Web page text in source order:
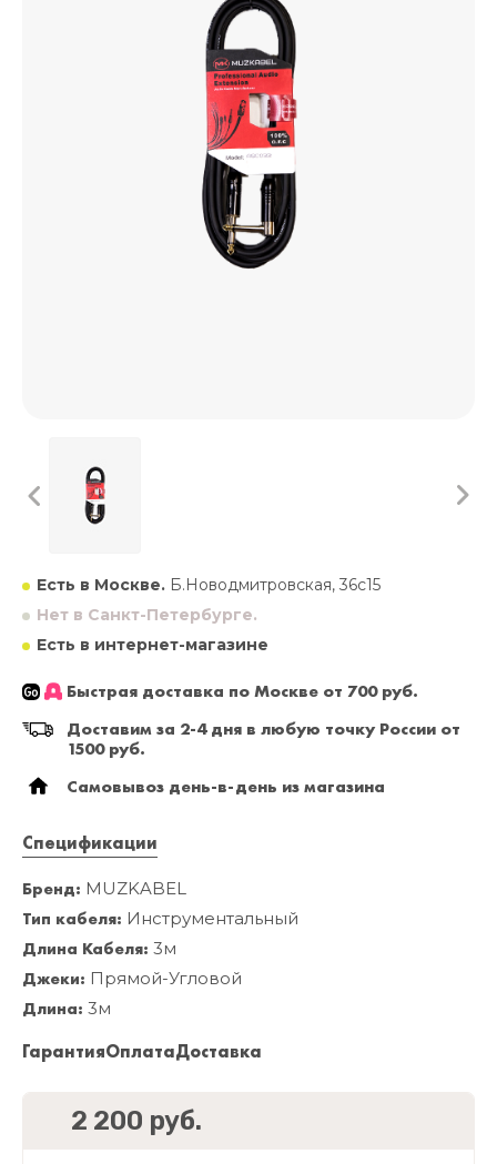
Есть в Москве. Б.Новодмитровская, 36с15
Нет в Санкт-Петербурге.
Есть в интернет-магазине
Быстрая доставка по Москве от 700 руб.
Доставим за 2-4 дня в любую точку России от
1500 руб.
Самовывоз день-в-день из магазина
Спецификации
Бренд: MUZKABEL
Тип кабеля: Инструментальный
Длина Кабеля: 3м
Джеки: Прямой-Угловой
Длина: 3м
ГарантияОплатаДоставка
2 200 руб.